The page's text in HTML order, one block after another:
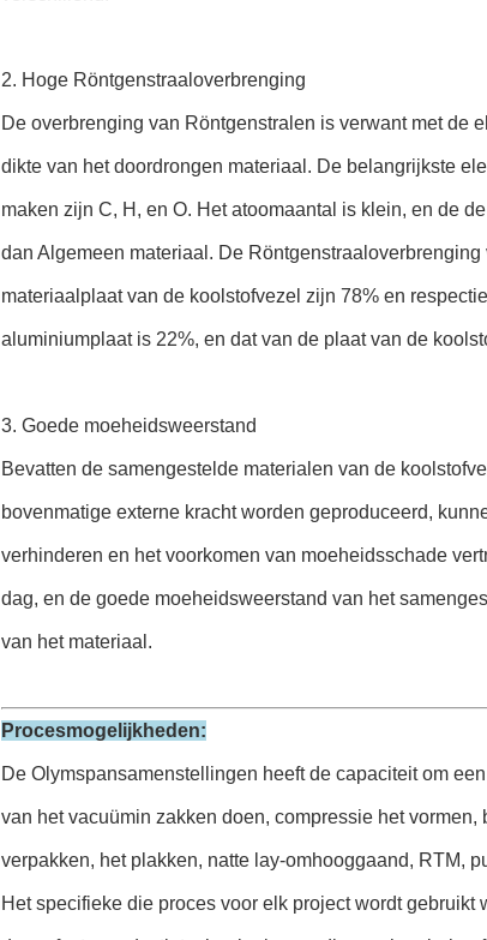
2. Hoge Röntgenstraaloverbrenging
De overbrenging van Röntgenstralen is verwant met de
dikte van het doordrongen materiaal. De belangrijkste
maken zijn C, H, en O. Het atoomaantal is klein, en de
dan Algemeen materiaal. De
materiaalplaat van de koolstofvezel zijn 78% en
aluminiumplaat is 22%, en dat van de plaat van de
3. Goede moeheidsweerstand
Bevatten de samengestelde materialen van de
bovenmatige externe kracht worden geproduceerd,
verhinderen en het voorkomen van moeheidsschade
dag, en de goede moeheidsweerstand van het
van het materiaal.
Procesmogelijkheden:
De Olymspansamenstellingen heeft de capaciteit om
van het vacuümin zakken doen, compressie het
verpakken, het plakken, natte lay-omhooggaand, RTM,
Het specifieke die proces voor elk project wordt